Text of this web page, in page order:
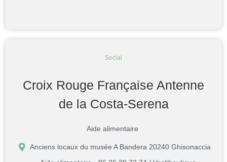
Social
Croix Rouge Française Antenne
de la Costa-Serena
Aide alimentaire
Anciens locaux du musée A Bandera 20240 Ghisonaccia